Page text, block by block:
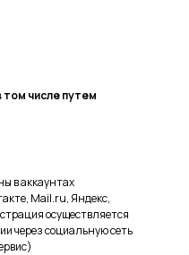
в аккаунтах
Mail.ru, Яндекс,
осуществляется
через социальную сеть
том числе путем